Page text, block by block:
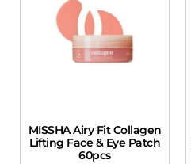
MISSHA Airy Fit Collagen
Lifting Face & Eye Patch
60pcs